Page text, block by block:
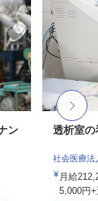
ン
透析室の
社会医療
月給
5,000円